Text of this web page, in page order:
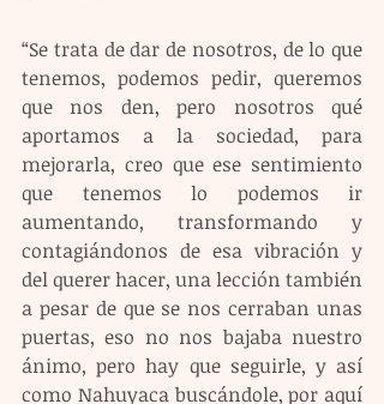
“Se trata de dar de nosotros, de lo que
tenemos, podemos pedir, queremos
que nos den, pero nosotros qué
aportamos a la sociedad, para
mejorarla, creo que ese sentimiento
que tenemos lo podemos ir
aumentando, transformando y
contagiándonos de esa vibración y
del querer hacer, una lección también
a pesar de que se nos cerraban unas
puertas, eso no nos bajaba nuestro
ánimo, pero hay que seguirle, y así
como Nahuyaca buscándole, por aquí